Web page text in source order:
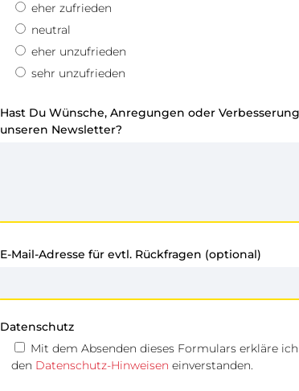
eher zufrieden
neutral
eher unzufrieden
sehr unzufrieden
Hast Du Wünsche, Anregungen oder
unseren Newsletter?
E-Mail-Adresse für evtl. Rückfragen (optional)
Datenschutz
Mit dem Absenden dieses Formulars erkläre
den Datenschutz-Hinweisen einverstanden.